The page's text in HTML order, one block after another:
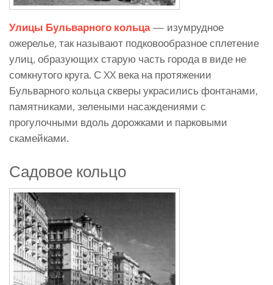
Улицы Бульварного кольца— изумрудное
ожерелье, так называют подковообразное сплетение
улиц, образующих старую часть города в виде не
сомкнутого круга. С XX века на протяжении
Бульварного кольца скверы украсились фонтанами,
памятниками, зелеными насаждениями с
прогулочными вдоль дорожками и парковыми
скамейками.
Садовое кольцо